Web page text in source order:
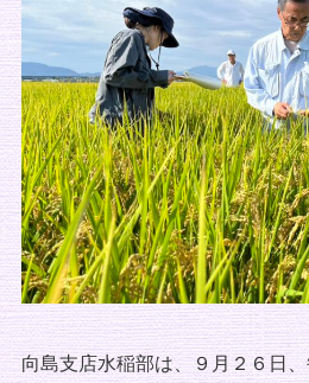
向島支店水稲部は、９月２６日